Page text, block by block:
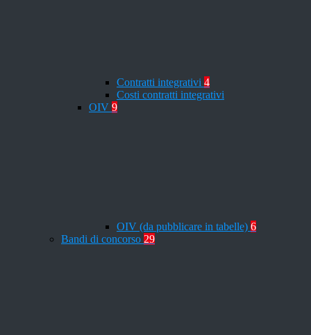
Contratti integrativi 4
Costi contratti integrativi
OIV 9
OIV (da pubblicare in tabelle) 6
Bandi di concorso 29